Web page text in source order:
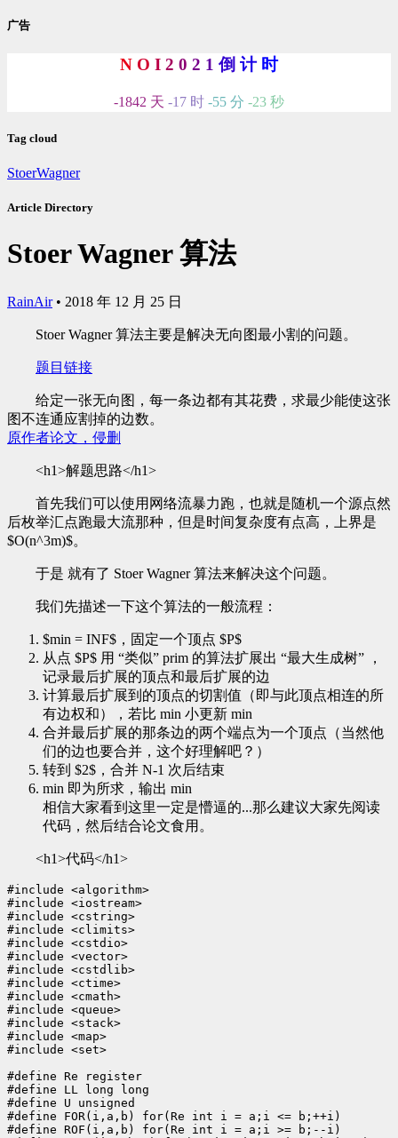
广告
N O I 2 0 2 1 倒 计 时
-1842 天 -17 时 -55 分 -24 秒
Tag cloud
StoerWagner
Article Directory
Stoer Wagner 算法
RainAir• 2018 年 12 月 25 日
Stoer Wagner 算法主要是解决无向图最小割的问题。
题目链接
给定一张无向图，每一条边都有其花费，求最少能使这张
图不连通应割掉的边数。
原作者论文，侵删
<h1>解题思路</h1>
首先我们可以使用网络流暴力跑，也就是随机一个源点然
后枚举汇点跑最大流那种，但是时间复杂度有点高，上界是
$O(n^3m)$。
于是 就有了 Stoer Wagner 算法来解决这个问题。
我们先描述一下这个算法的一般流程：
$min = INF$，固定一个顶点 $P$
从点 $P$ 用 “类似” prim 的算法扩展出 “最大生成树” ，
记录最后扩展的顶点和最后扩展的边
计算最后扩展到的顶点的切割值（即与此顶点相连的所
有边权和），若比 min 小更新 min
合并最后扩展的那条边的两个端点为一个顶点（当然他
们的边也要合并，这个好理解吧？）
转到 $2$，合并 N-1 次后结束
min 即为所求，输出 min
相信大家看到这里一定是懵逼的...那么建议大家先阅读
代码，然后结合论文食用。
<h1>代码</h1>
#include <algorithm>
#include <iostream>
#include <cstring>
#include <climits>
#include <cstdio>
#include <vector>
#include <cstdlib>
#include <ctime>
#include <cmath>
#include <queue>
#include <stack>
#include <map>
#include <set>
#define Re register
#define LL long long
#define U unsigned
#define FOR(i,a,b) for(Re int i = a;i <= b;++i)
#define ROF(i,a,b) for(Re int i = a;i >= b;--i)